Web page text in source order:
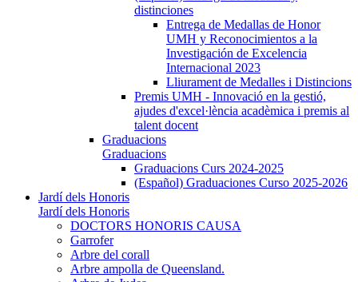
distinciones
Entrega de Medallas de Honor
UMH y Reconocimientos a la
Investigación de Excelencia
Internacional 2023
Lliurament de Medalles i Distincions
Premis UMH - Innovació en la gestió,
ajudes d'excel·lència acadèmica i premis al
talent docent
Graduacions
Graduacions
Graduacions Curs 2024-2025
(Español) Graduaciones Curso 2025-2026
Jardí dels Honoris
Jardí dels Honoris
DOCTORS HONORIS CAUSA
Garrofer
Arbre del corall
Arbre ampolla de Queensland.